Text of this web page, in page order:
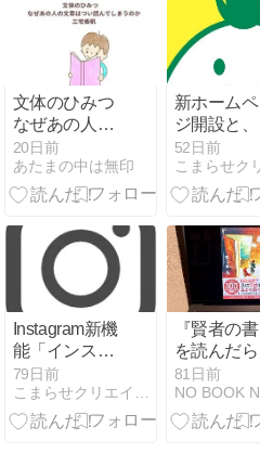
文体のひみつ
なぜあの人の
文章はつい読
んでしまうの
か感想・レビ
20日前
あたまの中は無印
新ホーム
ジ開設と
れからの事
展開につ
52日前
Instagram新機
能「インスタ
ント」が危
険！仕様変更
の内容と今す
79日前
『賢者の書
を読んだ
失敗への恐
が減りまし
【Kindle
81日前